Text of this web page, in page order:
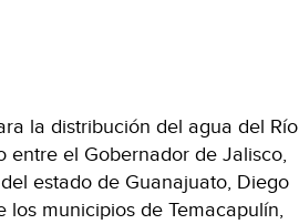
la distribución del agua del Río
el Gobernador de Jalisco,
estado de Guanajuato, Diego
los municipios de Temacapulín,